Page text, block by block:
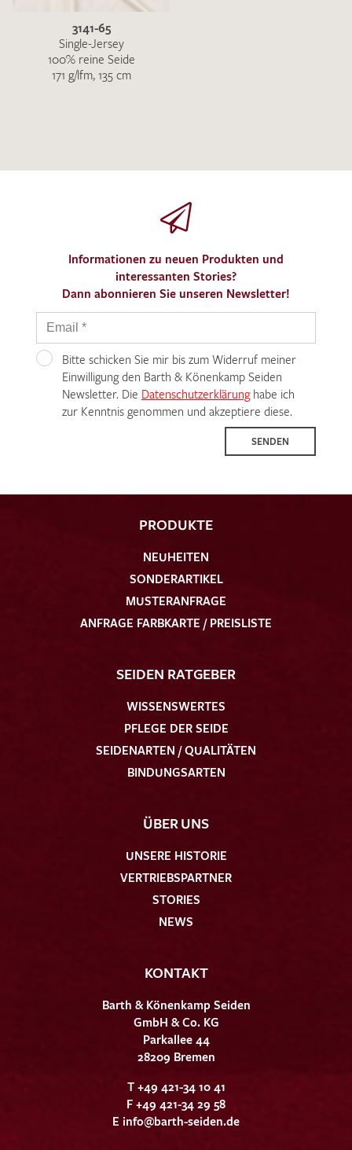
3141-65
Single-Jersey
100% reine Seide
171 g/lfm, 135 cm
Informationen zu neuen Produkten und
interessanten Stories?
Dann abonnieren Sie unseren Newsletter!
Bitte schicken Sie mir bis zum Widerruf meiner
Einwilligung den Barth & Könenkamp Seiden
Newsletter. Die Datenschutzerklärunghabe ich
zur Kenntnis genommen und akzeptiere diese.
SENDEN
PRODUKTE
NEUHEITEN
SONDERARTIKEL
MUSTERANFRAGE
ANFRAGE FARBKARTE / PREISLISTE
SEIDEN RATGEBER
WISSENSWERTES
PFLEGE DER SEIDE
SEIDENARTEN / QUALITÄTEN
BINDUNGSARTEN
ÜBER UNS
UNSERE HISTORIE
VERTRIEBSPARTNER
STORIES
NEWS
KONTAKT
Barth & Könenkamp Seiden
GmbH & Co. KG
Parkallee 44
28209 Bremen
T +49 421-34 10 41
F +49 421-34 29 58
E info@barth-seiden.de